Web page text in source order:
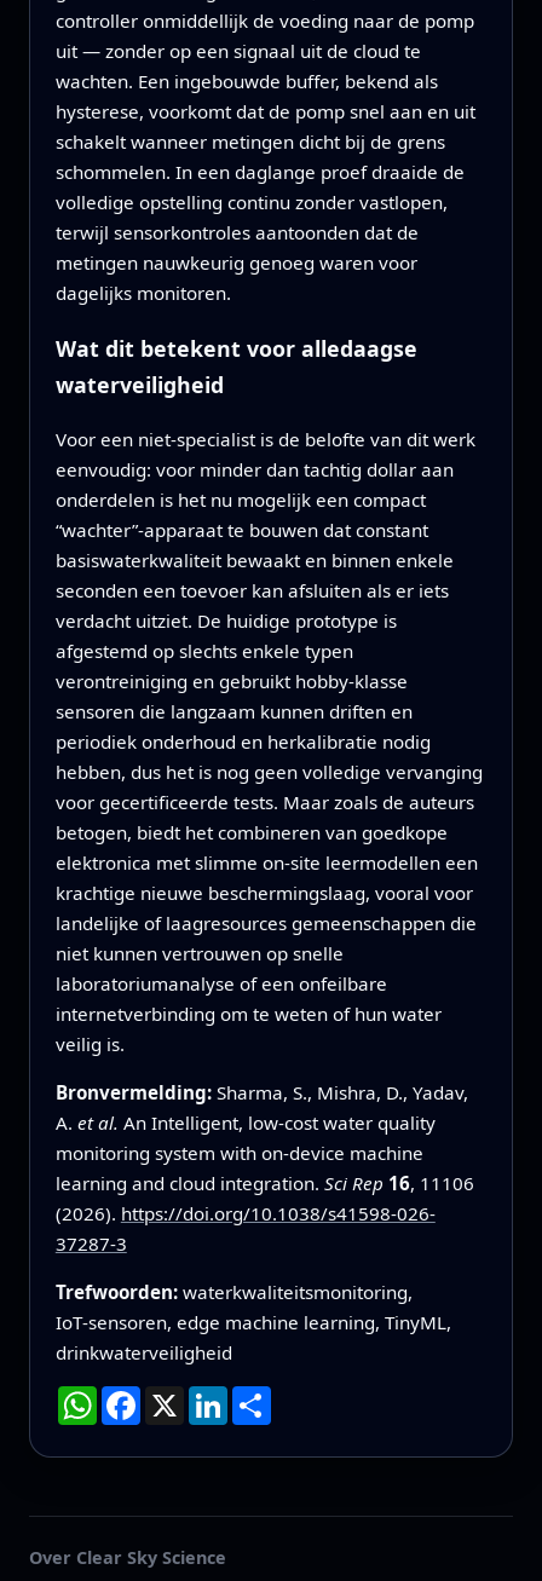
controller onmiddellijk de voeding naar de pomp
uit — zonder op een signaal uit de cloud te
wachten. Een ingebouwde buffer, bekend als
hysterese, voorkomt dat de pomp snel aan en uit
schakelt wanneer metingen dicht bij de grens
schommelen. In een daglange proef draaide de
volledige opstelling continu zonder vastlopen,
terwijl sensorkontroles aantoonden dat de
metingen nauwkeurig genoeg waren voor
dagelijks monitoren.
Wat dit betekent voor alledaagse
waterveiligheid
Voor een niet‑specialist is de belofte van dit werk
eenvoudig: voor minder dan tachtig dollar aan
onderdelen is het nu mogelijk een compact
“wachter”‑apparaat te bouwen dat constant
basiswaterkwaliteit bewaakt en binnen enkele
seconden een toevoer kan afsluiten als er iets
verdacht uitziet. De huidige prototype is
afgestemd op slechts enkele typen
verontreiniging en gebruikt hobby‑klasse
sensoren die langzaam kunnen driften en
periodiek onderhoud en herkalibratie nodig
hebben, dus het is nog geen volledige vervanging
voor gecertificeerde tests. Maar zoals de auteurs
betogen, biedt het combineren van goedkope
elektronica met slimme on‑site leermodellen een
krachtige nieuwe beschermingslaag, vooral voor
landelijke of laagresources gemeenschappen die
niet kunnen vertrouwen op snelle
laboratoriumanalyse of een onfeilbare
internetverbinding om te weten of hun water
veilig is.
Bronvermelding: Sharma, S., Mishra, D., Yadav,
A. et al. An Intelligent, low-cost water quality
monitoring system with on-device machine
learning and cloud integration. Sci Rep 16, 11106
(2026). https://doi.org/10.1038/s41598-026-
37287-3
Trefwoorden: waterkwaliteitsmonitoring,
IoT‑sensoren, edge machine learning, TinyML,
drinkwaterveiligheid
WhatsApp
Facebook
X LinkedIn
Deel
Over Clear Sky Science